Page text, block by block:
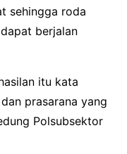
sehingga roda
berjalan
itu kata
prasarana yang
Polsubsektor